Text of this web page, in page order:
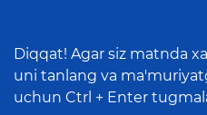
Diqqat! Agar siz matnda
uni tanlang va
uchun Ctrl + Enter